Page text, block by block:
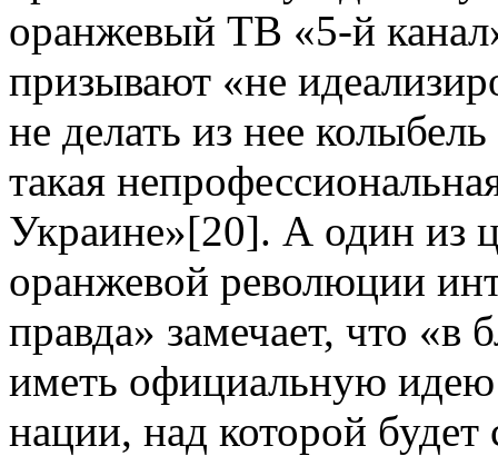
оранжевый ТВ «5-й
призывают «не
не делать из нее
такая
Украине»[20]. А один из
оранжевой революции
правда» замечает, что
иметь официальную идею
нации, над которой